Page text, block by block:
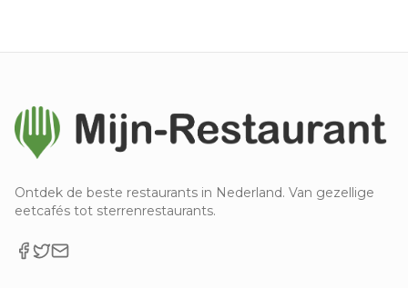
Ontdek de beste restaurants in Nederland. Van gezellige
eetcafés tot sterrenrestaurants.